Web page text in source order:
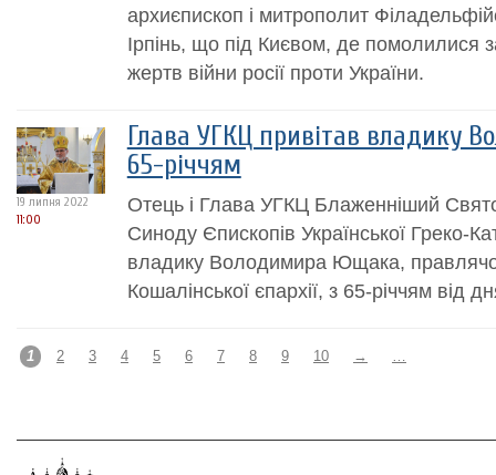
архиєпископ і митрополит
Ірпінь, що під Києвом, де помолилися
жертв війни росії проти України.
19 липня 2022
11:00
Глава УГКЦ привітав владику
65-річчям
Отець і Глава УГКЦ Блаженніший
Синоду Єпископів Української Греко-
владику Володимира Ющака,
Кошалінської єпархії, з 65-річчям від
1 2 3 4 5 6 7 8 9 10 → …